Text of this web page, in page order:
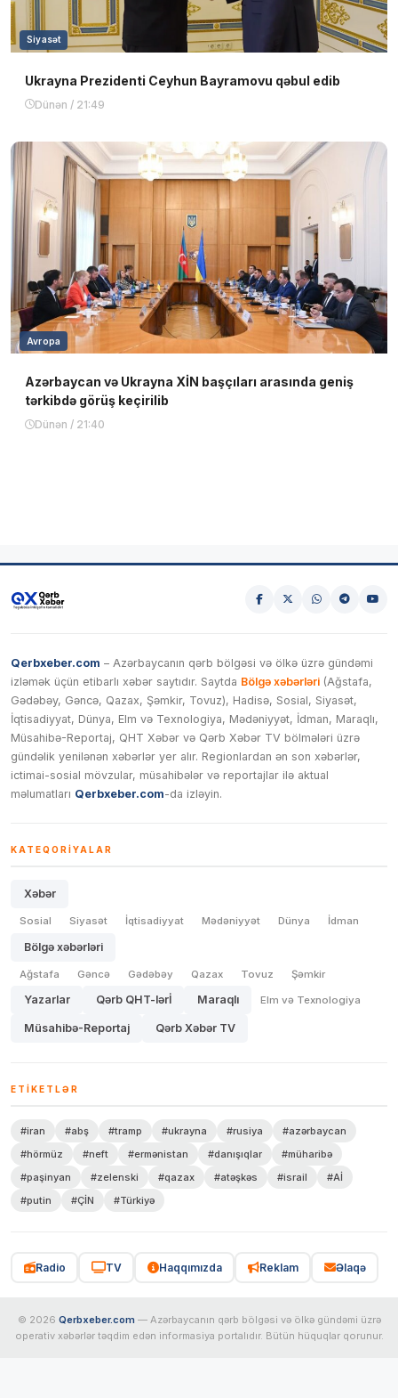
Siyasət
Ukrayna Prezidenti Ceyhun Bayramovu qəbul edib
Dünən / 21:49
Avropa
Azərbaycan və Ukrayna XİN başçıları arasında geniş
tərkibdə görüş keçirilib
Dünən / 21:40
Qerbxeber.com – Azərbaycanın qərb bölgəsi və ölkə üzrə gündəmi
izləmək üçün etibarlı xəbər saytıdır. Saytda Bölgə xəbərləri (Ağstafa,
Gədəbəy, Gəncə, Qazax, Şəmkir, Tovuz), Hadisə, Sosial, Siyasət,
İqtisadiyyat, Dünya, Elm və Texnologiya, Mədəniyyət, İdman, Maraqlı,
Müsahibə-Reportaj, QHT Xəbər və Qərb Xəbər TV bölmələri üzrə
gündəlik yenilənən xəbərlər yer alır. Regionlardan ən son xəbərlər,
ictimai-sosial mövzular, müsahibələr və reportajlar ilə aktual
məlumatları Qerbxeber.com-da izləyin.
KATEQORIYALAR
Xəbər
Sosial Siyasət İqtisadiyyat Mədəniyyət Dünya İdman
Bölgə xəbərləri
Ağstafa Gəncə Gədəbəy Qazax Tovuz Şəmkir
Yazarlar Qərb QHT-lərİ Maraqlı Elm və Texnologiya
Müsahibə-Reportaj Qərb Xəbər TV
ETIKETLƏR
#iran #abş #tramp #ukrayna #rusiya
#azərbaycan
#hörmüz
#neft #ermənistan #danışıqlar
#müharibə
#paşinyan
#zelenski #qazax #atəşkəs #israil
#Aİ
#putin
#ÇİN #Türkiyə
Radio TV Haqqımızda Reklam Əlaqə
© 2026 Qerbxeber.com — Azərbaycanın qərb bölgəsi və ölkə gündəmi üzrə
operativ xəbərlər təqdim edən informasiya portalıdır. Bütün hüquqlar qorunur.